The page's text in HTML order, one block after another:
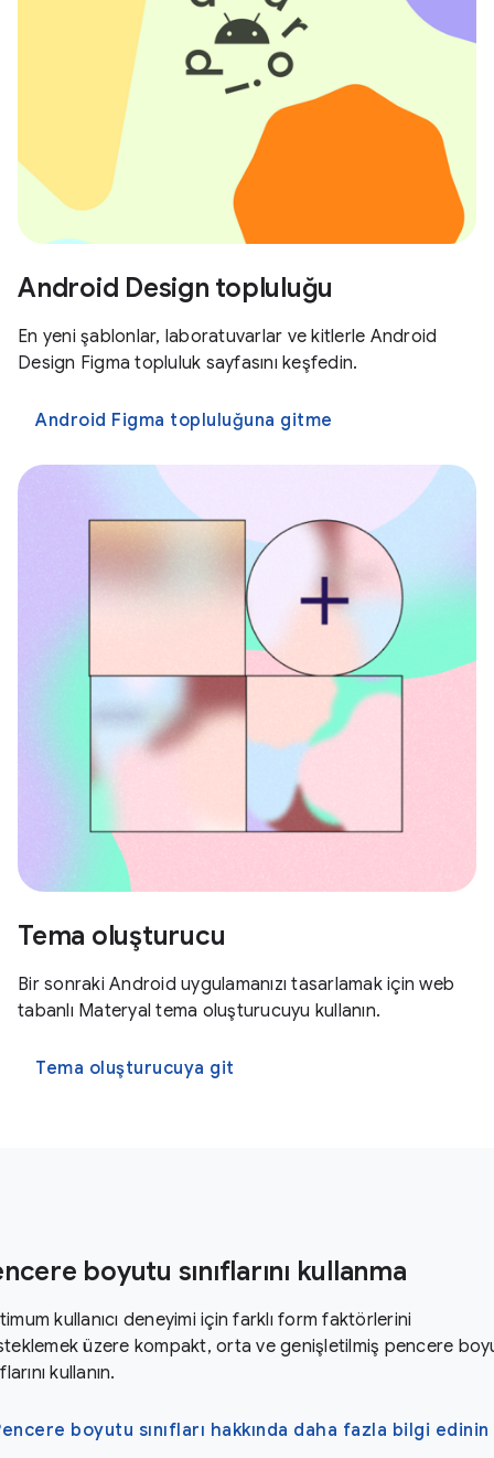
Android Design topluluğu
En yeni şablonlar, laboratuvarlar ve kitlerle Android
Design Figma topluluk sayfasını keşfedin.
Android Figma topluluğuna gitme
Tema oluşturucu
Bir sonraki Android uygulamanızı tasarlamak için web
tabanlı Materyal tema oluşturucuyu kullanın.
Tema oluşturucuya git
boyutu sınıflarını kullanma
kullanıcı deneyimi için farklı form faktörlerini
üzere kompakt, orta ve genişletilmiş pencere
kullanın.
boyutu sınıfları hakkında daha fazla bilgi edinin